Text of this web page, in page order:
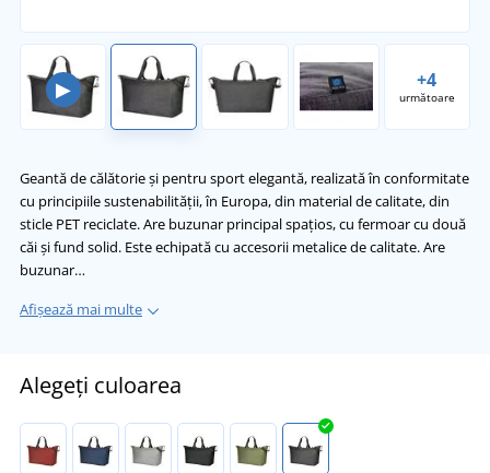
▶ +4
următoare
Geantă de călătorie și pentru sport elegantă, realizată în conformitate
cu principiile sustenabilității, în Europa, din material de calitate, din
sticle PET reciclate. Are buzunar principal spațios, cu fermoar cu două
căi și fund solid. Este echipată cu accesorii metalice de calitate. Are
buzunar…
Afișează mai multe
Alegeți culoarea